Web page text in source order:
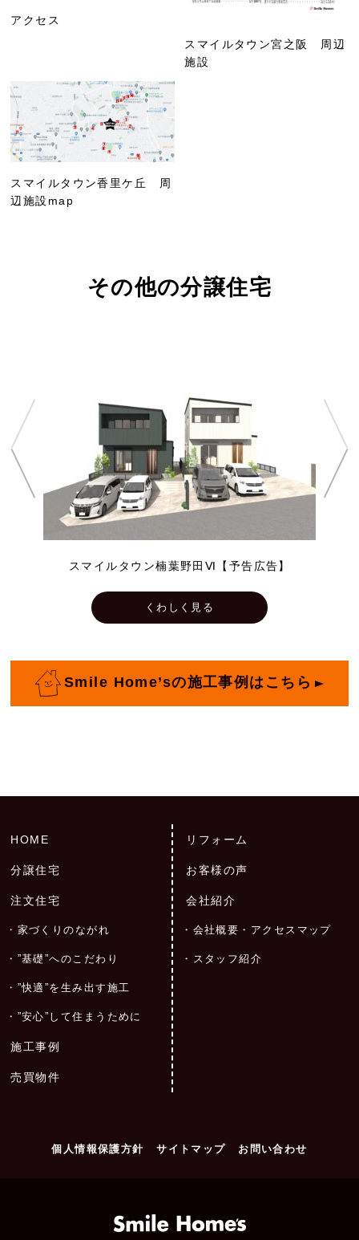
アクセス
スマイルタウン宮之阪 周辺
施設
スマイルタウン香里ケ丘 周
辺施設map
その他の分譲住宅
スマイルタウン楠葉野田Ⅵ【予告広告】
くわしく見る
Smile Home’sの施工事例はこちら
HOME
分譲住宅
注文住宅
家づくりのながれ
”基礎”へのこだわり
”快適”を生み出す施工
”安心”して住まうために
施工事例
売買物件
リフォーム
お客様の声
会社紹介
会社概要・アクセスマップ
スタッフ紹介
個人情報保護方針 サイトマップ お問い合わせ